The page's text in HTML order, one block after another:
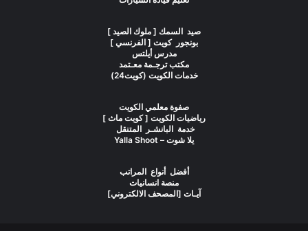
صيد السمك [ ملوك الصيد ]
بونجور كويت [ الفرنسي ]
مدرس أيلتس
مكتب ترجـمة معـتمد
خدمات الكويت (كويت24)
صفوة معلمي الكويت
رياضيات الكويت [ كويت ماث ]
خدمة البانشـر المتنقل
يلا شوت – Yalla Shoot
أفضل أنواع المراتب
منصة انسانيات
آيـات [المصحف الالكتروني]